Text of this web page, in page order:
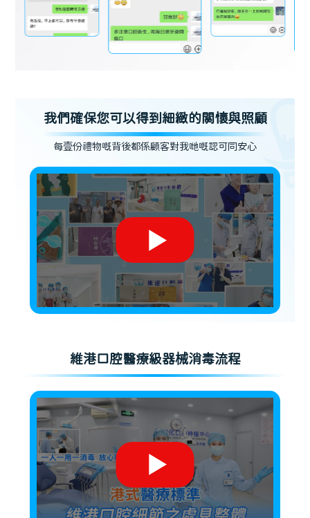
我們確保您可以得到細緻的關懷與照顧
每壹份禮物嘅背後都係顧客對我哋嘅認可同安心
維港口腔醫療級器械消毒流程